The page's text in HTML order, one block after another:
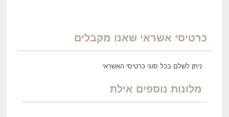
כרטיסי אשראי שאנו מקבלים
ניתן לשלם בכל סוגי כרטיסי האשראי
מלונות נוספים אילת